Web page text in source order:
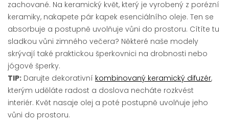
zachované. Na keramický květ, který je vyrobený z porézní
keramiky, nakapete pár kapek esenciálního oleje. Ten se
absorbuje a postupně uvolňuje vůni do prostoru. Cítíte tu
sladkou vůni zimného večera? Některé naše modely
skrývají také praktickou šperkovnici na drobnosti nebo
jógové šperky.
TIP: Darujte dekorativní kombinovaný keramický difuzér,
kterým uděláte radost a doslova necháte rozkvést
interiér. Květ nasaje olej a poté postupně uvolňuje jeho
vůni do prostoru.